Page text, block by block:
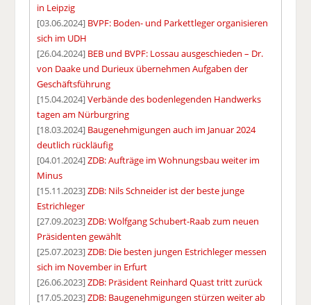
in Leipzig
[03.06.2024] BVPF: Boden- und Parkettleger organisieren
sich im UDH
[26.04.2024] BEB und BVPF: Lossau ausgeschieden – Dr.
von Daake und Durieux übernehmen Aufgaben der
Geschäftsführung
[15.04.2024]Verbände des bodenlegenden Handwerks
tagen am Nürburgring
[18.03.2024] Baugenehmigungen auch im Januar 2024
deutlich rückläufig
[04.01.2024]ZDB: Aufträge im Wohnungsbau weiter im
Minus
[15.11.2023]ZDB: Nils Schneider ist der beste junge
Estrichleger
[27.09.2023]ZDB: Wolfgang Schubert-Raab zum neuen
Präsidenten gewählt
[25.07.2023]ZDB: Die besten jungen Estrichleger messen
sich im November in Erfurt
[26.06.2023]ZDB: Präsident Reinhard Quast tritt zurück
[17.05.2023]ZDB: Baugenehmigungen stürzen weiter ab